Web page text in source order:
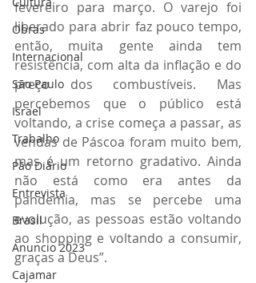
Obras
Internacional
São Paulo
Israel
Trabalho
Pão Diário
Entrevista
Brasil
Anuncio 2023
Cajamar
fevereiro para março. O varejo foi
liberado para abrir faz pouco tempo,
então, muita gente ainda tem
resistência, com alta da inflação e do
preço dos combustíveis. Mas
percebemos que o público está
voltando, a crise começa a passar, as
vendas de Páscoa foram muito bem,
mas é um retorno gradativo. Ainda
não está como era antes da
pandemia, mas se percebe uma
evolução, as pessoas estão voltando
ao shopping e voltando a consumir,
graças a Deus”.